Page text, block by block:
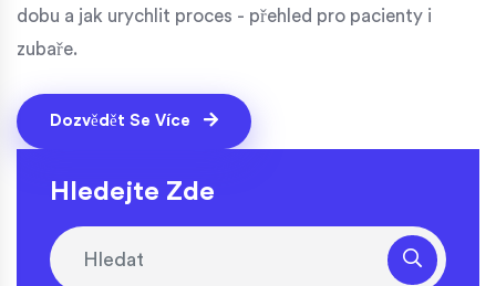
dobu a jak urychlit proces - přehled pro pacienty i
zubaře.
Dozvědět Se Více
Hledejte Zde